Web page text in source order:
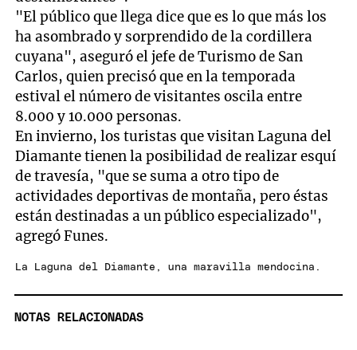
"El público que llega dice que es lo que más los
ha asombrado y sorprendido de la cordillera
cuyana", aseguró el jefe de Turismo de San
Carlos, quien precisó que en la temporada
estival el número de visitantes oscila entre
8.000 y 10.000 personas.
En invierno, los turistas que visitan Laguna del
Diamante tienen la posibilidad de realizar esquí
de travesía, "que se suma a otro tipo de
actividades deportivas de montaña, pero éstas
están destinadas a un público especializado",
agregó Funes.
La Laguna del Diamante, una maravilla mendocina.
NOTAS RELACIONADAS